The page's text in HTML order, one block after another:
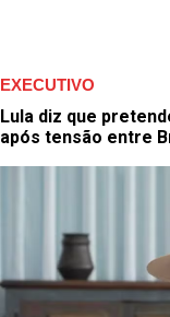
EXECUTIVO
Lula diz que
após tensão entre